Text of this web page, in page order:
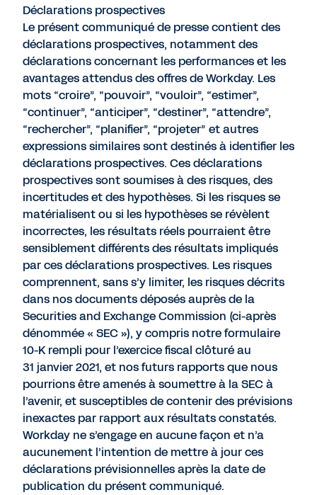
Déclarations prospectives
Le présent communiqué de presse contient des
déclarations prospectives, notamment des
déclarations concernant les performances et les
avantages attendus des offres de Workday. Les
mots “croire”, “pouvoir”, “vouloir”, “estimer”,
“continuer”, “anticiper”, “destiner”, “attendre”,
“rechercher”, “planifier”, “projeter” et autres
expressions similaires sont destinés à identifier les
déclarations prospectives. Ces déclarations
prospectives sont soumises à des risques, des
incertitudes et des hypothèses. Si les risques se
matérialisent ou si les hypothèses se révèlent
incorrectes, les résultats réels pourraient être
sensiblement différents des résultats impliqués
par ces déclarations prospectives. Les risques
comprennent, sans s’y limiter, les risques décrits
dans nos documents déposés auprès de la
Securities and Exchange Commission (ci-après
dénommée « SEC »), y compris notre formulaire
10-K rempli pour l’exercice fiscal clôturé au
31 janvier 2021, et nos futurs rapports que nous
pourrions être amenés à soumettre à la SEC à
l’avenir, et susceptibles de contenir des prévisions
inexactes par rapport aux résultats constatés.
Workday ne s’engage en aucune façon et n’a
aucunement l’intention de mettre à jour ces
déclarations prévisionnelles après la date de
publication du présent communiqué.